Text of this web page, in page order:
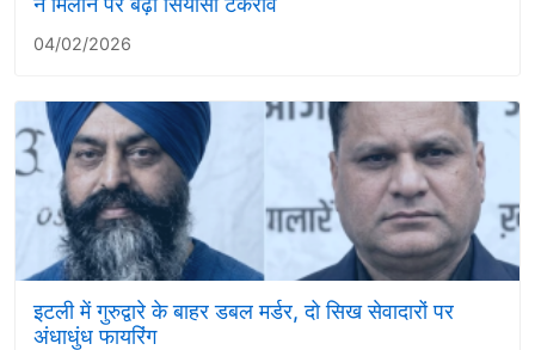
04/02/2026
इटली में गुरुद्वारे के बाहर डबल मर्डर, दो सिख सेवादारों पर
अंधाधुंध फायरिंग